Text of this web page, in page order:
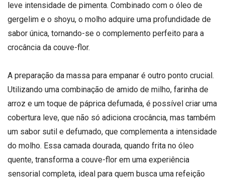
leve intensidade de pimenta. Combinado com o óleo de
gergelim e o shoyu, o molho adquire uma profundidade de
sabor única, tornando-se o complemento perfeito para a
crocância da couve-flor.
A preparação da massa para empanar é outro ponto crucial.
Utilizando uma combinação de amido de milho, farinha de
arroz e um toque de páprica defumada, é possível criar uma
cobertura leve, que não só adiciona crocância, mas também
um sabor sutil e defumado, que complementa a intensidade
do molho. Essa camada dourada, quando frita no óleo
quente, transforma a couve-flor em uma experiência
sensorial completa, ideal para quem busca uma refeição